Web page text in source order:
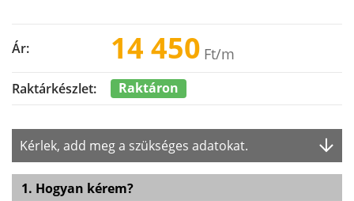
Ár: 14 450 Ft/m
Raktárkészlet: Raktáron
Kérlek, add meg a szükséges adatokat.
1. Hogyan kérem?